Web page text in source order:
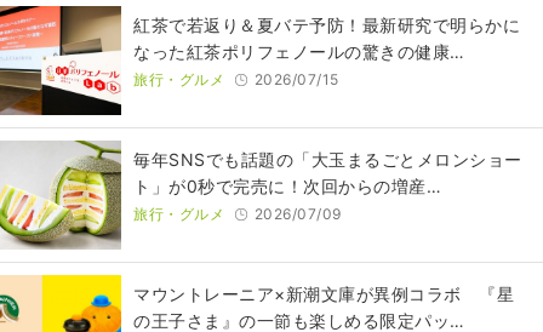
紅茶で若返り＆夏バテ予防！最新研究で明らかに
なった紅茶ポリフェノールの驚きの健康…
旅行・グルメ 2026/07/15
毎年SNSでも話題の「大玉まるごとメロンショー
ト」が0秒で完売に！次回からの増産…
旅行・グルメ 2026/07/09
マウントレーニア×新潮文庫が異例コラボ 『星
の王子さま』の一節も楽しめる限定パッ…